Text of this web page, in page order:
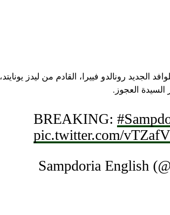
رونالدو فييرا، القادم من ليدز يونايتد،
العجوز.
BREAKING:
pic.twitter.com/